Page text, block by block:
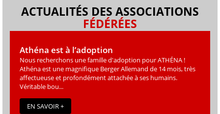
ACTUALITÉS DES ASSOCIATIONS
FÉDÉRÉES
Athéna est à l’adoption
Nous recherchons une famille d'adoption pour ATHÉNA !
Athéna est une magniﬁque Berger Allemand de 14 mois, très
affectueuse et profondément attachée à ses humains.
Véritable bou...
EN SAVOIR +